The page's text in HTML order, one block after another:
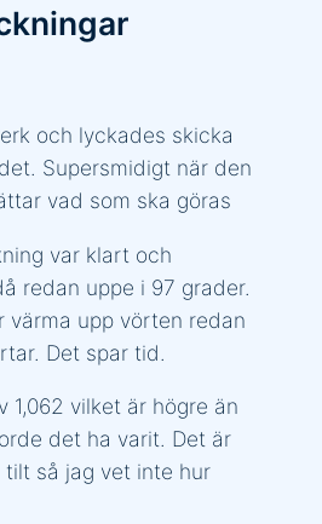
och lyckades skicka
Supersmidigt när den
vad som ska göras
var klart och
redan uppe i 97 grader.
värma upp vörten redan
Det spar tid.
1,062 vilket är högre än
det ha varit. Det är
så jag vet inte hur